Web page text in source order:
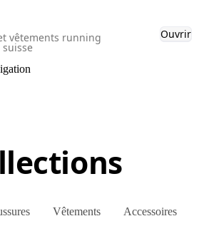
vêtements running Ouvrir
Vêtements Accessoires